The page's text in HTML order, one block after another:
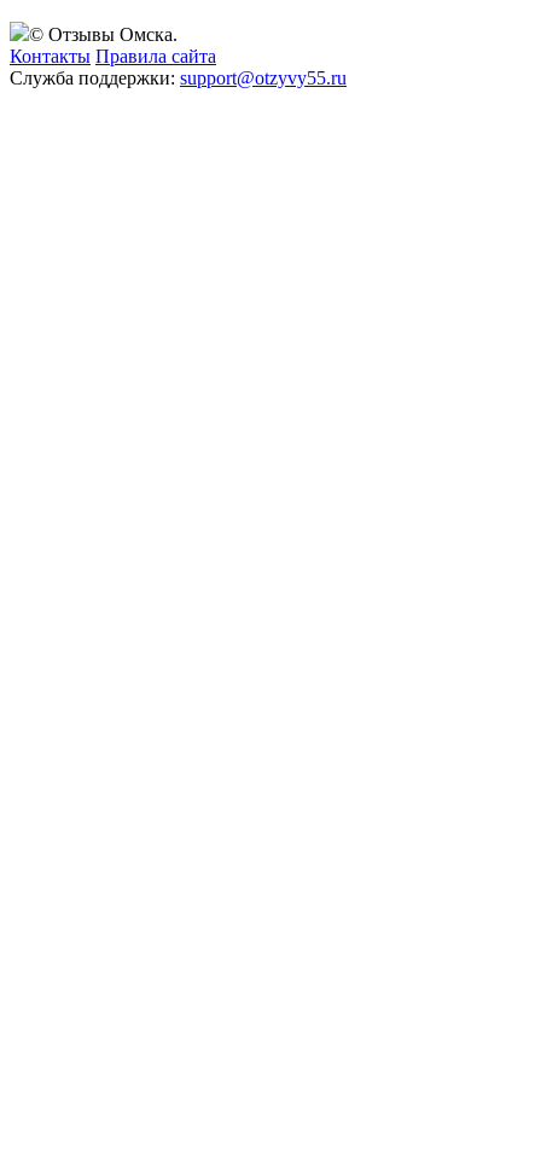
© Отзывы Омска.
Контакты Правила сайта
Служба поддержки: support@otzyvy55.ru